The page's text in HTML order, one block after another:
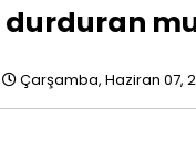
durduran
Çarşamba, Haziran 07,